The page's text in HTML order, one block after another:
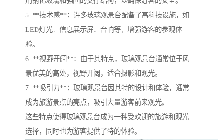
5. **技术感**：许多玻璃观景台配备了高科技设施，如
LED灯光、信息展示屏、音响等，增强游客的参观体
验。
6. **视野开阔**：由于其特点，玻璃观景台通常位于风
景优美的高处，视野开阔，适合摄影和观光。
7. **吸引力**：玻璃观景台因其特的设计和体验，通常
成为旅游景点的亮点，吸引大量游客前来观光。
这些特点使得玻璃观景台成为一种受欢迎的旅游和观光
选择，同时也为游客提供了特的体验。